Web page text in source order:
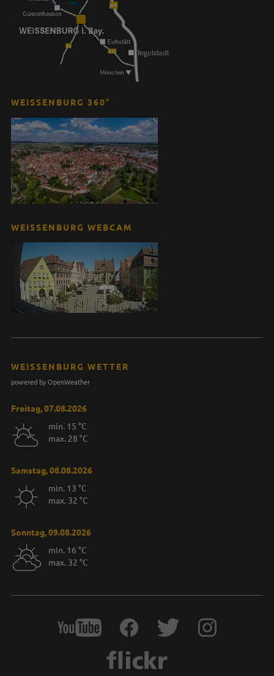
WEISSENBURG 360°
WEISSENBURG WEBCAM
WEISSENBURG WETTER
powered by OpenWeather
Freitag, 07.08.2026
min. 15 °C
max. 28 °C
Samstag, 08.08.2026
min. 13 °C
max. 32 °C
Sonntag, 09.08.2026
min. 16 °C
max. 32 °C